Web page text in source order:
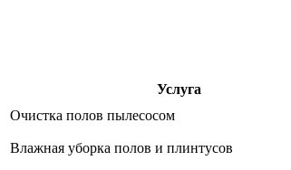
Услуга
Очистка полов пылесосом
Влажная уборка полов и плинтусов